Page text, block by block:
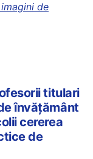
de
titulari
învățământ
cererea
de